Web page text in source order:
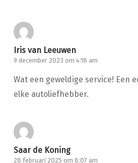
Iris van Leeuwen
9 december 2023 om 4:18 am
Wat een geweldige service! Een
elke autoliefhebber.
Saar de Koning
28 februari 2025 om 8:07 am